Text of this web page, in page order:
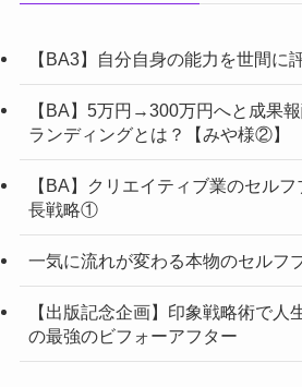
【BA3】自分自身の能力を世間に
【BA】5万円→300万円へと成果
ランディングとは？【みや様②】
【BA】クリエイティブ業のセル
長戦略①
一気に流れが変わる本物のセルフ
【出版記念企画】印象戦略術で人
の最強のビフォーアフター